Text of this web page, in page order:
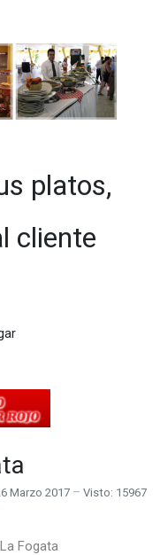
platos,
cliente
Marzo 2017 Visto: 15967
Fogata